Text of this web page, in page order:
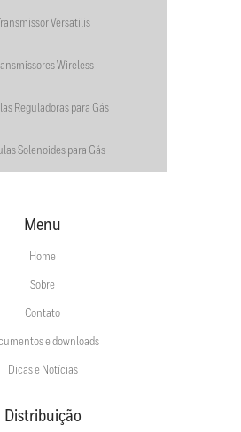
Versatilis
Wireless
Reguladoras para Gás
Solenoides para Gás
Menu
Home
Sobre
Contato
e downloads
Dicas e Notícias
Distribuição